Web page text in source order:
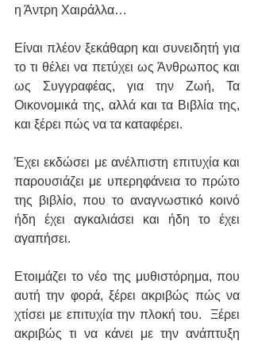
η Άντρη Χαιράλλα…
Είναι πλέον ξεκάθαρη και συνειδητή για
το τι θέλει να πετύχει ως Άνθρωπος και
ως Συγγραφέας, για την Ζωή, Τα
Οικονομικά της, αλλά και τα Βιβλία της,
και ξέρει πώς να τα καταφέρει.
Έχει εκδώσει με ανέλπιστη επιτυχία και
παρουσιάζει με υπερηφάνεια το πρώτο
της βιβλίο, που το αναγνωστικό κοινό
ήδη έχει αγκαλιάσει και ήδη το έχει
αγαπήσει.
Ετοιμάζει το νέο της μυθιστόρημα, που
αυτή την φορά, ξέρει ακριβώς πώς να
χτίσει με επιτυχία την πλοκή του.  Ξέρει
ακριβώς τι να κάνει με την ανάπτυξη